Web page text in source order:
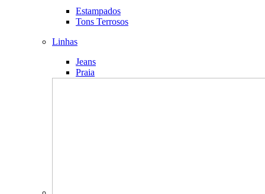
Estampados
Tons Terrosos
Linhas
Jeans
Praia